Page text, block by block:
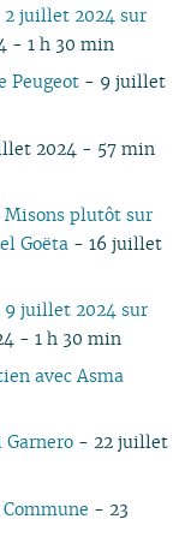
01
01
01
juillet 2024 sur
- 1 h 30 min
Peugeot- 9 juillet
2024 - 57 min
Misons plutôt sur
Goëta - 16 juillet
juillet 2024 sur
- 1 h 30 min
avec Asma
- 22 juillet
- 23